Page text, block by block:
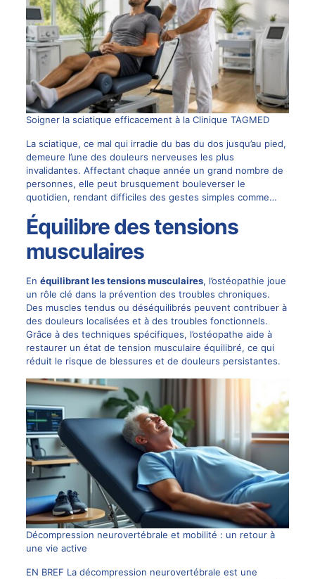
Soigner la sciatique efficacement à la Clinique TAGMED
La sciatique, ce mal qui irradie du bas du dos jusqu’au pied,
demeure l’une des douleurs nerveuses les plus
invalidantes. Affectant chaque année un grand nombre de
personnes, elle peut brusquement bouleverser le
quotidien, rendant difficiles des gestes simples comme…
Équilibre des tensions
musculaires
En équilibrant les tensions musculaires, l’ostéopathie joue
un rôle clé dans la prévention des troubles chroniques.
Des muscles tendus ou déséquilibrés peuvent contribuer à
des douleurs localisées et à des troubles fonctionnels.
Grâce à des techniques spécifiques, l’ostéopathe aide à
restaurer un état de tension musculaire équilibré, ce qui
réduit le risque de blessures et de douleurs persistantes.
Décompression neurovertébrale et mobilité : un retour à
une vie active
EN BREF La décompression neurovertébrale est une